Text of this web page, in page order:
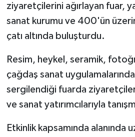
ziyaretçilerini ağırlayan fuar,
sanat kurumu ve 400'ün
çatı altında buluşturdu.
Resim, heykel, seramik,
çağdaş sanat
sergilendiği fuarda
ve sanat yatırımcılarıyla
Etkinlik kapsamında alanında